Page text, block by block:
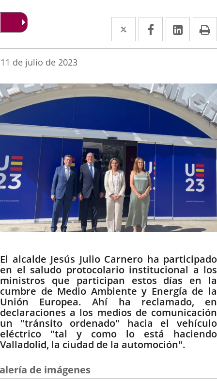
Twitter
Enlace
a
aplicación
externa.
Facebook
Enlace
a
aplicación
externa.
Enlace
a
Fecha
la
noticia
11 de julio de 2023
Descripción
El alcalde Jesús Julio Carnero ha participado
en el saludo protocolario institucional a los
ministros que participan estos días en la
cumbre de Medio Ambiente y Energía de la
Unión Europea. Ahí ha reclamado, en
declaraciones a los medios de comunicación
un "tránsito ordenado" hacia el vehículo
eléctrico "tal y como lo está haciendo
Valladolid, la ciudad de la automoción".
de imágenes